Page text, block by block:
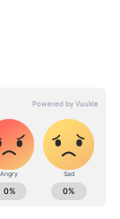
सबसे ताज़ा